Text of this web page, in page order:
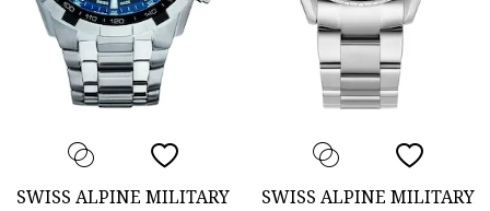
SWISS ALPINE MILITARY SWISS ALPINE MILITARY